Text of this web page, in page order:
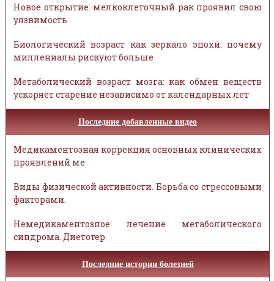
Новое открытие: мелкоклеточный рак проявил свою
уязвимость
Биологический возраст как зеркало эпохи: почему
миллениалы рискуют больше
Метаболический возраст мозга: как обмен веществ
ускоряет старение независимо от календарных лет
Последние добавленные видео
Медикаментозная коррекция основных клинических
проявлений ме
Виды физической активности. Борьба со стрессовыми
факторами.
Немедикаментозное лечение метаболического
синдрома. Диетотер
Последние истории болезней